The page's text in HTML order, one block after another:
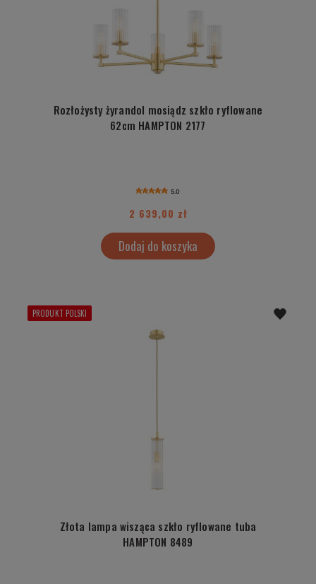
Rozłożysty żyrandol mosiądz szkło ryflowane
62cm HAMPTON 2177
5.0
2 639,00 zł
Dodaj do koszyka
Złota lampa wisząca szkło ryflowane tuba
HAMPTON 8489
PRODUKT POLSKI